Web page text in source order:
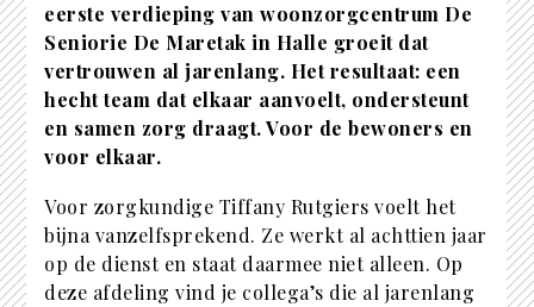
eerste verdieping van woonzorgcentrum De
Seniorie De Maretak in Halle groeit dat
vertrouwen al jarenlang. Het resultaat: een
hecht team dat elkaar aanvoelt, ondersteunt
en samen zorg draagt. Voor de bewoners en
voor elkaar.
Voor zorgkundige Tiffany Rutgiers voelt het
bijna vanzelfsprekend. Ze werkt al achttien jaar
op de dienst en staat daarmee niet alleen. Op
deze afdeling vind je collega’s die al jarenlang